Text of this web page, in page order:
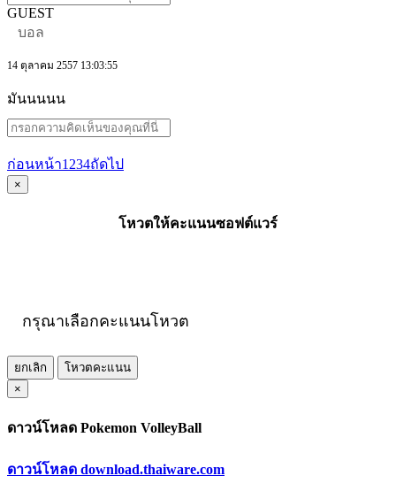
GUEST
บอล
14 ตุลาคม 2557 13:03:55
มันนนนน
ก่อนหน้า1 234ถัดไป
×
โหวตให้คะแนนซอฟต์แวร์
กรุณาเลือกคะแนนโหวต
ยกเลิก
โหวตคะแนน
×
ดาวน์โหลด Pokemon VolleyBall
ดาวน์โหลด download.thaiware.com